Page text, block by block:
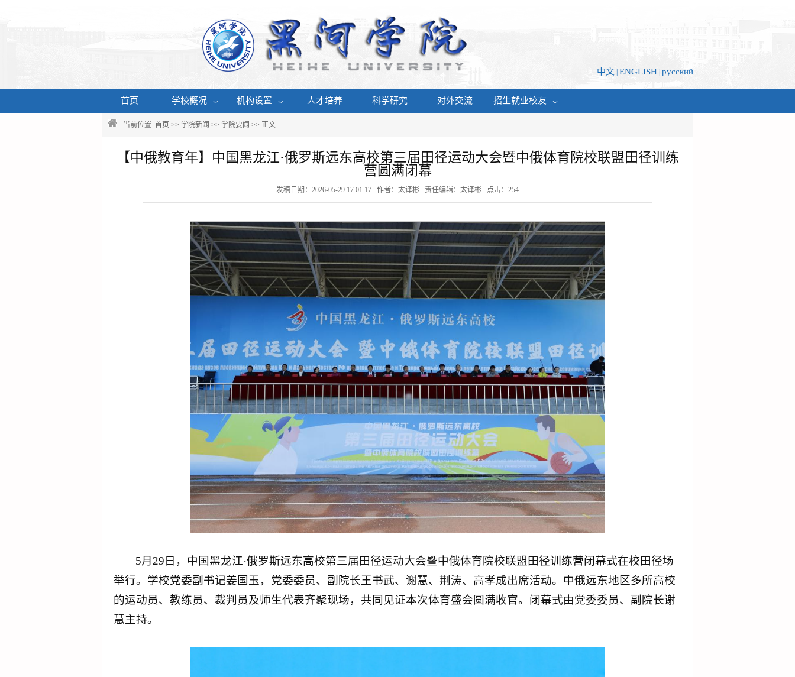
中文 ENGLISH русский
首页 学校概况 机构设置 人才培养 科学研究 对外交流 招生就业校友
当前位置: 首页 >> 学院新闻 >> 学院要闻 >> 正文
【中俄教育年】中国黑龙江·俄罗斯远东高校第三届田径运动大会暨中俄体育院校联盟田径训练
营圆满闭幕
发稿日期：2026-05-29 17:01:17 作者：太译彬 责任编辑：太译彬 点击： 254
5月29日，中国黑龙江·俄罗斯远东高校第三届田径运动大会暨中俄体育院校联盟田径训练营闭幕式在校田径场
举行。学校党委副书记姜国玉，党委委员、副院长王书武、谢慧、荆涛、高孝成出席活动。中俄远东地区多所高校
的运动员、教练员、裁判员及师生代表齐聚现场，共同见证本次体育盛会圆满收官。闭幕式由党委委员、副院长谢
慧主持。